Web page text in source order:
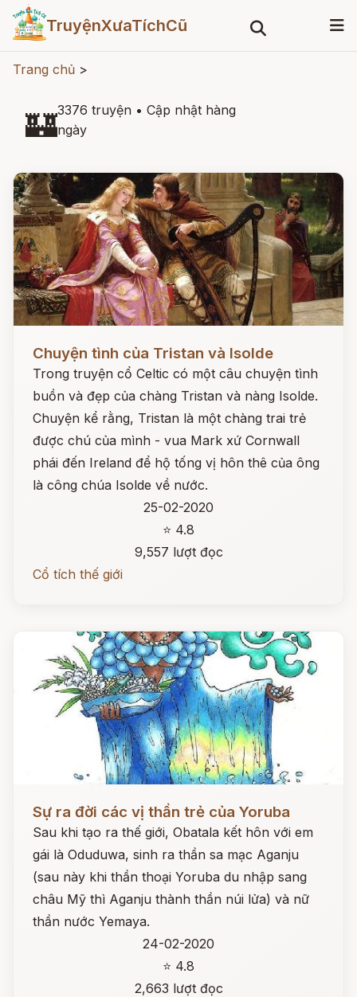
TruyệnXưaTíchCũ
Trang chủ >
🏰3376 truyện • Cập nhật hàng
ngày
Chuyện tình của Tristan và Isolde
Trong truyện cổ Celtic có một câu chuyện tình
buồn và đẹp của chàng Tristan và nàng Isolde.
Chuyện kể rằng, Tristan là một chàng trai trẻ
được chú của mình - vua Mark xứ Cornwall
phái đến Ireland để hộ tống vị hôn thê của ông
là công chúa Isolde về nước.
25-02-2020
⭐ 4.8
9,557 lượt đọc
Cổ tích thế giới
Sự ra đời các vị thần trẻ của Yoruba
Sau khi tạo ra thế giới, Obatala kết hôn với em
gái là Oduduwa, sinh ra thần sa mạc Aganju
(sau này khi thần thoại Yoruba du nhập sang
châu Mỹ thì Aganju thành thần núi lửa) và nữ
thần nước Yemaya.
24-02-2020
⭐ 4.8
2,663 lượt đọc